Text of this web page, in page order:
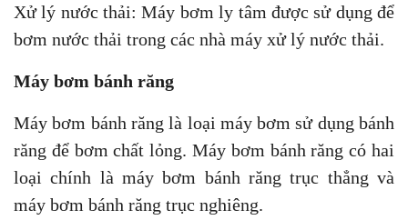
Xử lý nước thải: Máy bơm ly tâm được sử dụng để
bơm nước thải trong các nhà máy xử lý nước thải.
Máy bơm bánh răng
Máy bơm bánh răng là loại máy bơm sử dụng bánh
răng để bơm chất lỏng. Máy bơm bánh răng có hai
loại chính là máy bơm bánh răng trục thẳng và
máy bơm bánh răng trục nghiêng.